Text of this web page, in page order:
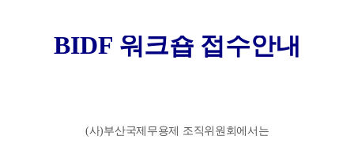
BIDF 워크숍 접수안내
(사)부산국제무용제 조직위원회에서는